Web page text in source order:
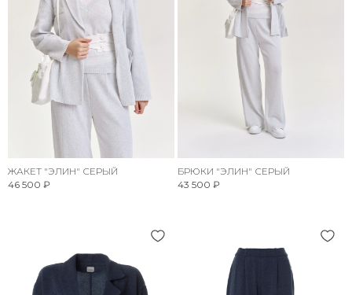
ЖАКЕТ "ЭЛИН" СЕРЫЙ
46 500 ₽
БРЮКИ "ЭЛИН" СЕРЫЙ
43 500 ₽